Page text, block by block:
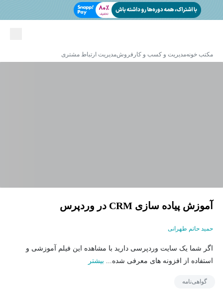
مکتب خونهمدیریت و کسب و کار فروشمدیریت ارتباط مشتری
آموزش پیاده سازی CRM در وردپرس
حمید حاتم طهرانی
اگر شما یک سایت وردپرسی دارید با مشاهده این فیلم آموزشی و
استفاده از افزونه های معرفی شده... بیشتر
گواهی‌نامه